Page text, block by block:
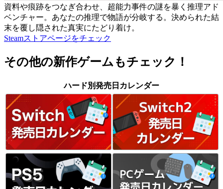
資料や痕跡をつなぎ合わせ、超能力事件の謎を暴く推理アド
ベンチャー。あなたの推理で物語が分岐する。決められた結
末を覆し隠された真実にたどり着け。
Steamストアページをチェック
その他の新作ゲームもチェック！
ハード別発売日カレンダー